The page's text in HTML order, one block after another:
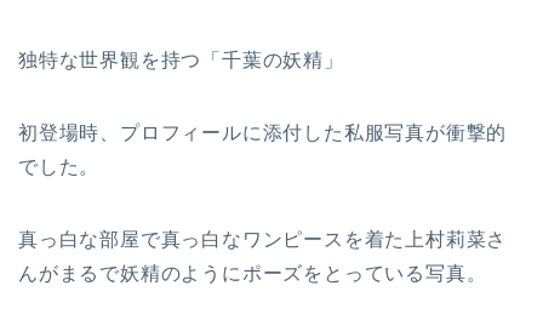
独特な世界観を持つ「千葉の妖精」
初登場時、プロフィールに添付した私服写真が衝撃的
でした。
真っ白な部屋で真っ白なワンピースを着た上村莉菜さ
んがまるで妖精のようにポーズをとっている写真。